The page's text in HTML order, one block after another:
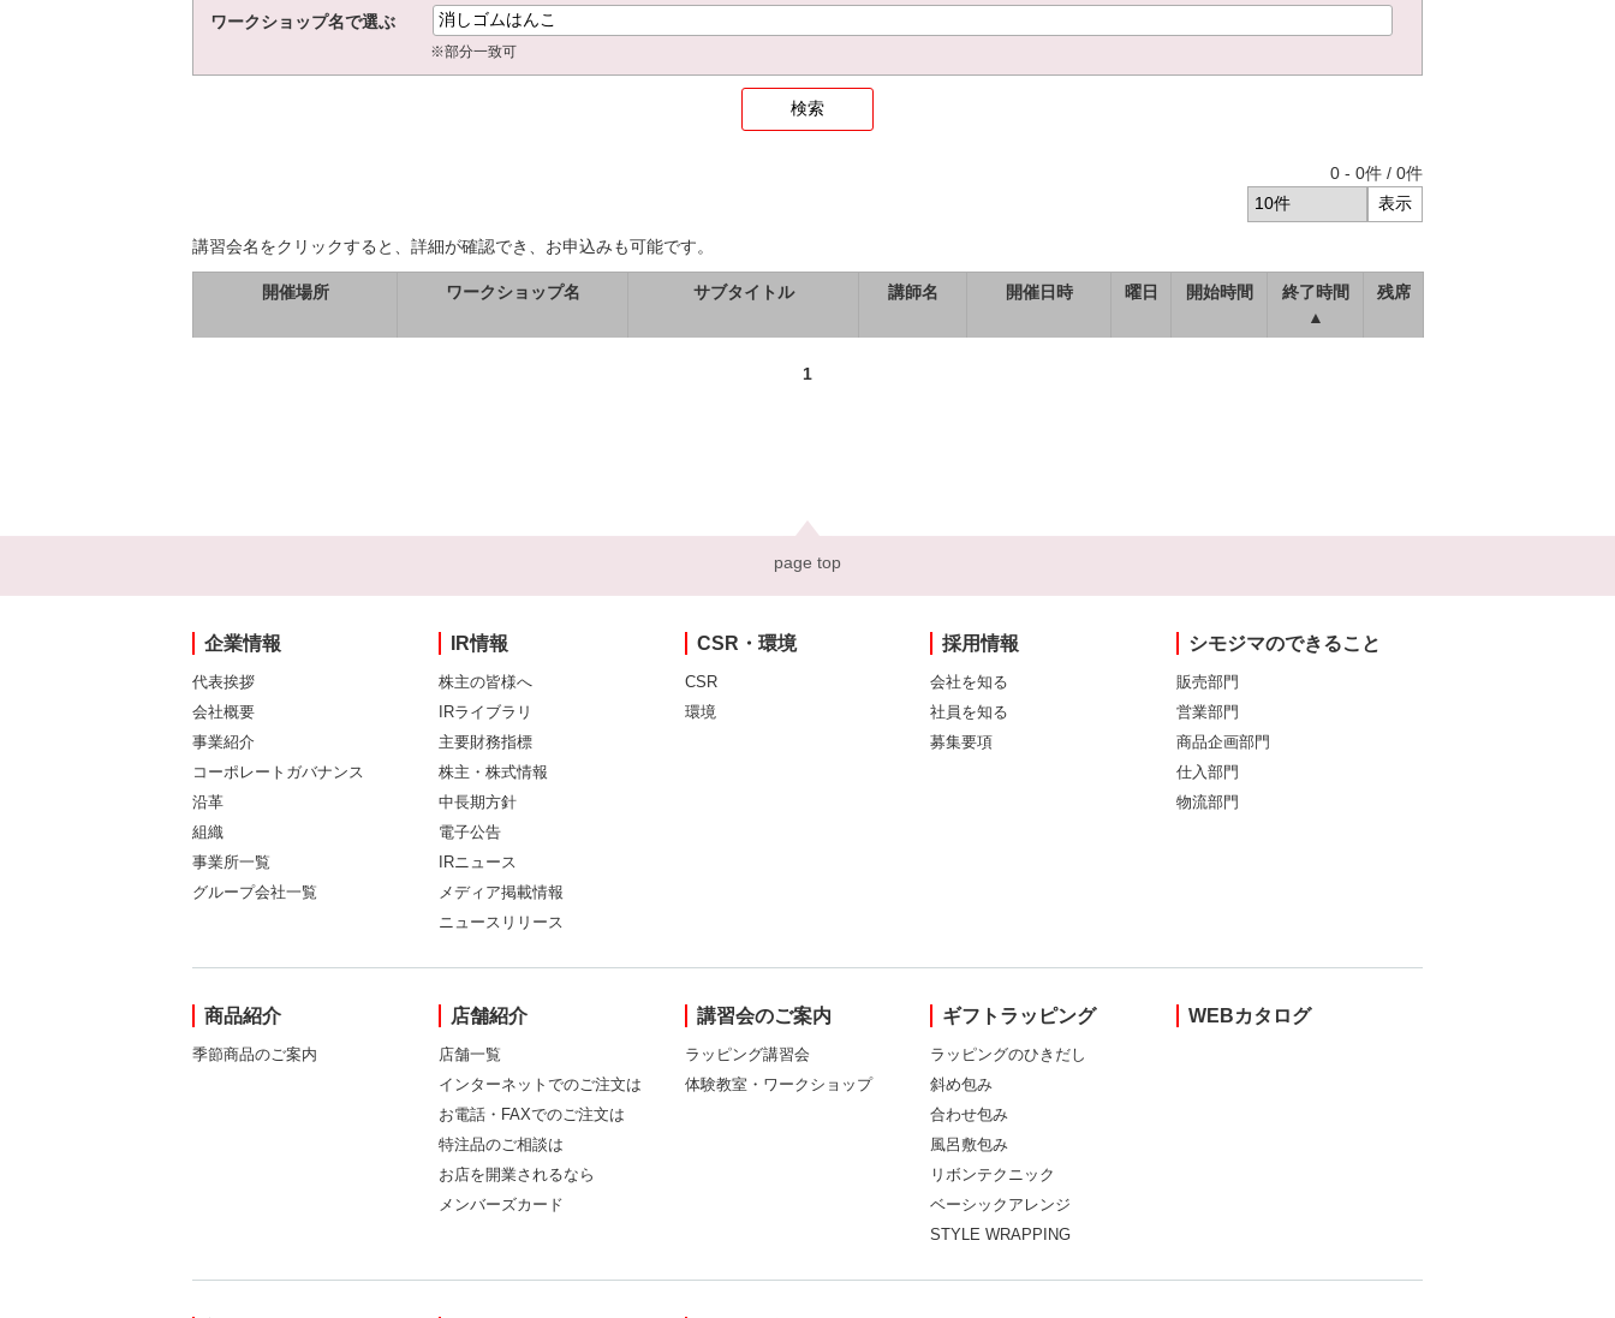
ワークショップ名で選ぶ
※部分一致可
0 - 0件 / 0件
講習会名をクリックすると、詳細が確認でき、お申込みも可能です。
開催場所 ワークショップ名 サブタイトル 講師名 開催日時 曜日 開始時間
終了時間
▲
残席
1
page top
企業情報
代表挨拶
会社概要
事業紹介
コーポレートガバナンス
沿革
組織
事業所一覧
グループ会社一覧
IR情報
株主の皆様へ
IRライブラリ
主要財務指標
株主・株式情報
中長期方針
電子公告
IRニュース
メディア掲載情報
ニュースリリース
CSR・環境
CSR
環境
採用情報
会社を知る
社員を知る
募集要項
シモジマのできること
販売部門
営業部門
商品企画部門
仕入部門
物流部門
商品紹介
季節商品のご案内
店舗紹介
店舗一覧
インターネットでのご注文は
お電話・FAXでのご注文は
特注品のご相談は
お店を開業されるなら
メンバーズカード
講習会のご案内
ラッピング講習会
体験教室・ワークショップ
ギフトラッピング
ラッピングのひきだし
斜め包み
合わせ包み
風呂敷包み
リボンテクニック
ベーシックアレンジ
STYLE WRAPPING
WEBカタログ